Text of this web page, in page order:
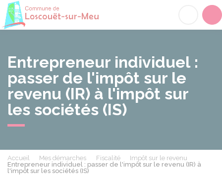
Entrepreneur individuel :
passer de l'impôt sur le
revenu (IR) à l'impôt sur
les sociétés (IS)
Accueil Mes démarches Fiscalité
Impôt sur le revenu
Entrepreneur individuel : passer de l'impôt sur le revenu (IR) à
l'impôt sur les sociétés (IS)